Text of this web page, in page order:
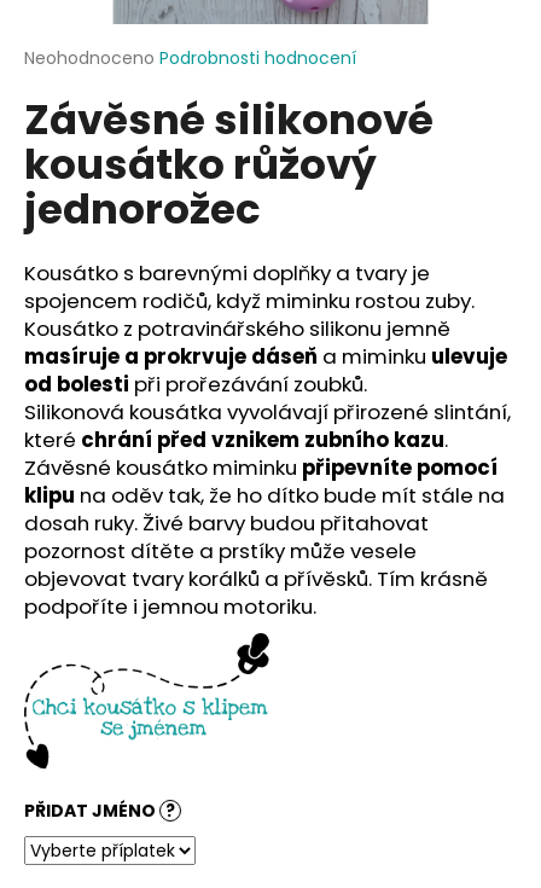
Průměrné
produktu
je
0,0
5
hvězdiček.
Neohodnoceno Podrobnosti hodnocení
Závěsné silikonové
kousátko růžový
jednorožec
Kousátko s barevnými doplňky a tvary je
spojencem rodičů, když miminku rostou zuby.
Kousátko z potravinářského silikonu jemně
masíruje a prokrvuje dáseň a miminku ulevuje
od bolesti při prořezávání zoubků.
Silikonová kousátka vyvolávají přirozené slintání,
které chrání před vznikem zubního kazu.
Závěsné kousátko miminku připevníte pomocí
klipu na oděv tak, že ho dítko bude mít stále na
dosah ruky. Živé barvy budou přitahovat
pozornost dítěte a prstíky může vesele
objevovat tvary korálků a přívěsků. Tím krásně
podpoříte i jemnou motoriku.
PŘIDAT JMÉNO ?
j
t
?
HLEDAT
D
o
p
o
r
u
č
u
j
e
e